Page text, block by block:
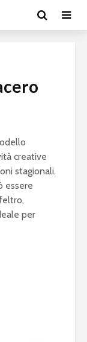
creative
stagionali.
essere
per